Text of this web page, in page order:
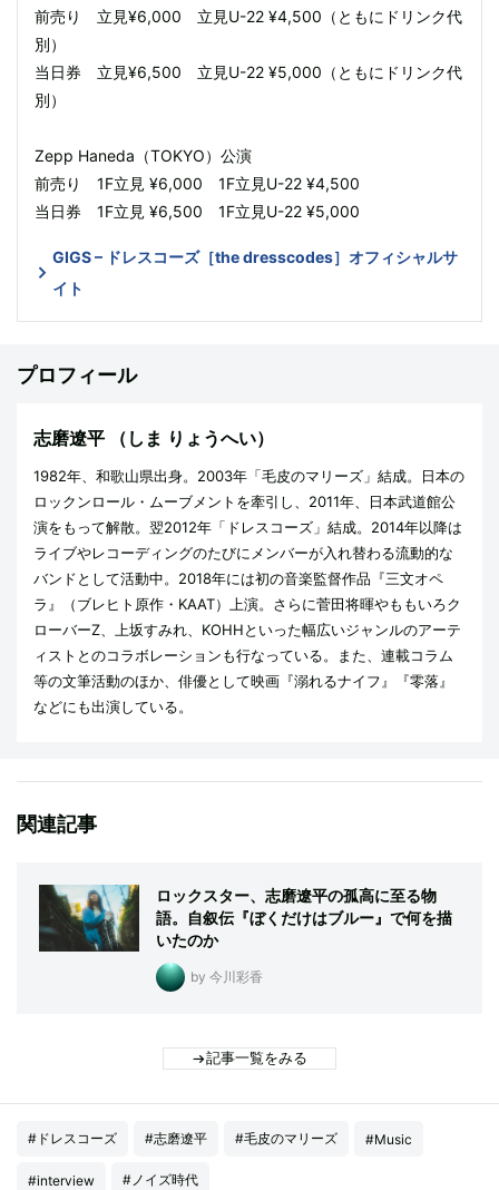
前売り 立見¥6,000 立見U-22 ¥4,500（ともにドリンク代
別）
当日券 立見¥6,500 立見U-22 ¥5,000（ともにドリンク代
別）
Zepp Haneda（TOKYO）公演
前売り 1F立見 ¥6,000 1F立見U-22 ¥4,500
当日券 1F立見 ¥6,500 1F立見U-22 ¥5,000
GIGS – ドレスコーズ［the dresscodes］オフィシャルサ
イト
プロフィール
志磨遼平 （しま りょうへい）
1982年、和歌山県出身。2003年「毛皮のマリーズ」結成。日本の
ロックンロール・ムーブメントを牽引し、2011年、日本武道館公
演をもって解散。翌2012年「ドレスコーズ」結成。2014年以降は
ライブやレコーディングのたびにメンバーが入れ替わる流動的な
バンドとして活動中。2018年には初の音楽監督作品『三文オペ
ラ』（ブレヒト原作・KAAT）上演。さらに菅田将暉やももいろク
ローバーZ、上坂すみれ、KOHHといった幅広いジャンルのアーテ
ィストとのコラボレーションも行なっている。また、連載コラム
等の文筆活動のほか、俳優として映画『溺れるナイフ』『零落』
などにも出演している。
関連記事
ロックスター、志磨遼平の孤高に至る物
語。自叙伝『ぼくだけはブルー』で何を描
いたのか
by 今川彩香
記事一覧をみる
#ドレスコーズ #志磨遼平 #毛皮のマリーズ #Music
#interview #ノイズ時代